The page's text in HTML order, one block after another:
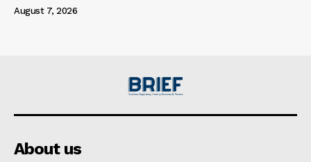
August 7, 2026
About us